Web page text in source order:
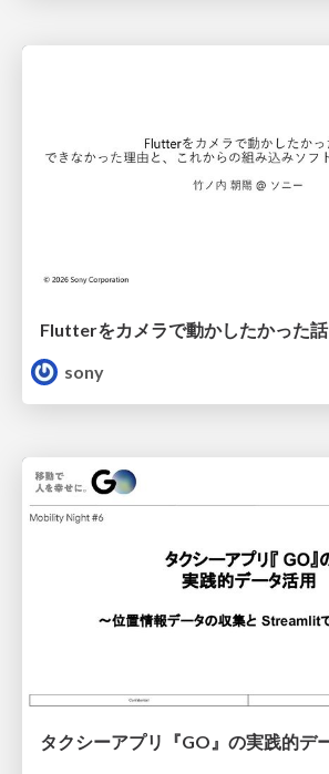
Flutterをカメラで動かしたかった話
sony